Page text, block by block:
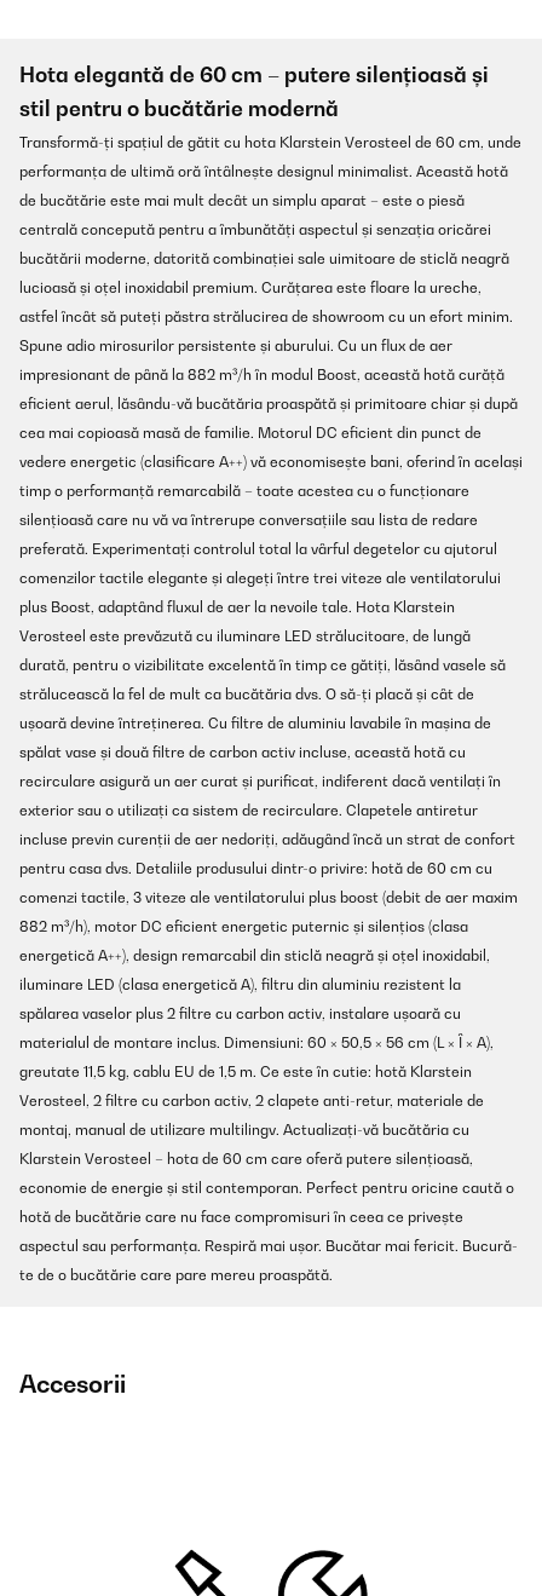
Hota elegantă de 60 cm – putere silențioasă și
stil pentru o bucătărie modernă
Transformă-ți spațiul de gătit cu hota Klarstein Verosteel de 60 cm, unde
performanța de ultimă oră întâlnește designul minimalist. Această hotă
de bucătărie este mai mult decât un simplu aparat – este o piesă
centrală concepută pentru a îmbunătăți aspectul și senzația oricărei
bucătării moderne, datorită combinației sale uimitoare de sticlă neagră
lucioasă și oțel inoxidabil premium. Curățarea este floare la ureche,
astfel încât să puteți păstra strălucirea de showroom cu un efort minim.
Spune adio mirosurilor persistente și aburului. Cu un flux de aer
impresionant de până la 882 m³/h în modul Boost, această hotă curăță
eficient aerul, lăsându-vă bucătăria proaspătă și primitoare chiar și după
cea mai copioasă masă de familie. Motorul DC eficient din punct de
vedere energetic (clasificare A++) vă economisește bani, oferind în același
timp o performanță remarcabilă – toate acestea cu o funcționare
silențioasă care nu vă va întrerupe conversațiile sau lista de redare
preferată. Experimentați controlul total la vârful degetelor cu ajutorul
comenzilor tactile elegante și alegeți între trei viteze ale ventilatorului
plus Boost, adaptând fluxul de aer la nevoile tale. Hota Klarstein
Verosteel este prevăzută cu iluminare LED strălucitoare, de lungă
durată, pentru o vizibilitate excelentă în timp ce gătiți, lăsând vasele să
strălucească la fel de mult ca bucătăria dvs. O să-ți placă și cât de
ușoară devine întreținerea. Cu filtre de aluminiu lavabile în mașina de
spălat vase și două filtre de carbon activ incluse, această hotă cu
recirculare asigură un aer curat și purificat, indiferent dacă ventilați în
exterior sau o utilizați ca sistem de recirculare. Clapetele antiretur
incluse previn curenții de aer nedoriți, adăugând încă un strat de confort
pentru casa dvs. Detaliile produsului dintr-o privire: hotă de 60 cm cu
comenzi tactile, 3 viteze ale ventilatorului plus boost (debit de aer maxim
882 m³/h), motor DC eficient energetic puternic și silențios (clasa
energetică A++), design remarcabil din sticlă neagră și oțel inoxidabil,
iluminare LED (clasa energetică A), filtru din aluminiu rezistent la
spălarea vaselor plus 2 filtre cu carbon activ, instalare ușoară cu
materialul de montare inclus. Dimensiuni: 60 × 50,5 × 56 cm (L × Î × A),
greutate 11,5 kg, cablu EU de 1,5 m. Ce este în cutie: hotă Klarstein
Verosteel, 2 filtre cu carbon activ, 2 clapete anti-retur, materiale de
montaj, manual de utilizare multilingv. Actualizați-vă bucătăria cu
Klarstein Verosteel – hota de 60 cm care oferă putere silențioasă,
economie de energie și stil contemporan. Perfect pentru oricine caută o
hotă de bucătărie care nu face compromisuri în ceea ce privește
aspectul sau performanța. Respiră mai ușor. Bucătar mai fericit. Bucură-
te de o bucătărie care pare mereu proaspătă.
Accesorii